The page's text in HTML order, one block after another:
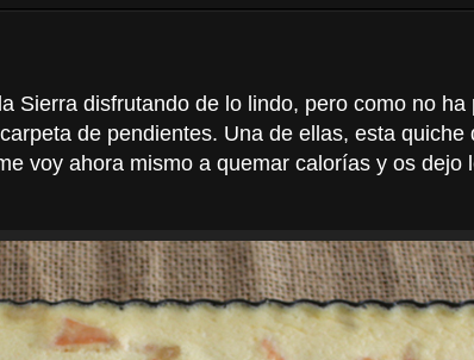
Sierra disfrutando de lo lindo, pero como no
de pendientes. Una de ellas, esta
voy ahora mismo a quemar calorías y os dejo